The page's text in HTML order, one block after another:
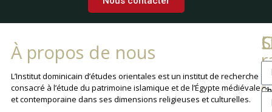
À propos de nous
L’Institut dominicain d’études orientales est un institut de recherche
consacré à l’étude du patrimoine islamique et de l’Égypte médiévale
et contemporaine dans ses dimensions religieuses et culturelles.
La